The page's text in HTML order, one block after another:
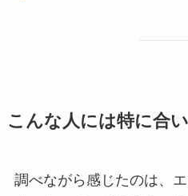
こんな人には特に合
調べながら感じたのは、